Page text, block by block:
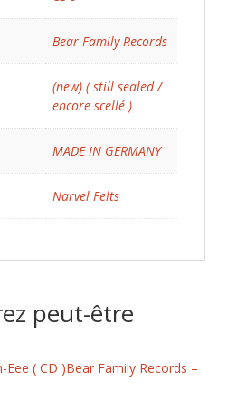
Bear Family Records
(new) ( still sealed /
encore scellé )
MADE IN GERMANY
Narvel Felts
peut-être